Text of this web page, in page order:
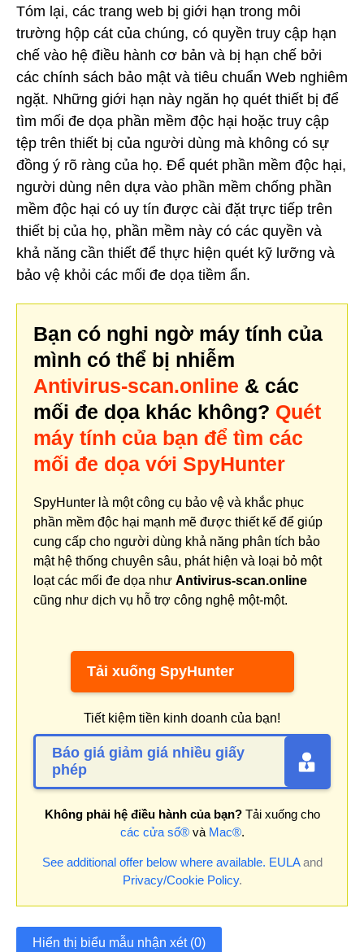
Tóm lại, các trang web bị giới hạn trong môi
trường hộp cát của chúng, có quyền truy cập hạn
chế vào hệ điều hành cơ bản và bị hạn chế bởi
các chính sách bảo mật và tiêu chuẩn Web nghiêm
ngặt. Những giới hạn này ngăn họ quét thiết bị để
tìm mối đe dọa phần mềm độc hại hoặc truy cập
tệp trên thiết bị của người dùng mà không có sự
đồng ý rõ ràng của họ. Để quét phần mềm độc hại,
người dùng nên dựa vào phần mềm chống phần
mềm độc hại có uy tín được cài đặt trực tiếp trên
thiết bị của họ, phần mềm này có các quyền và
khả năng cần thiết để thực hiện quét kỹ lưỡng và
bảo vệ khỏi các mối đe dọa tiềm ẩn.
Bạn có nghi ngờ máy tính của
mình có thể bị nhiễm
Antivirus-scan.online & các
mối đe dọa khác không? Quét
máy tính của bạn để tìm các
mối đe dọa với SpyHunter
SpyHunter là một công cụ bảo vệ và khắc phục
phần mềm độc hại mạnh mẽ được thiết kế để giúp
cung cấp cho người dùng khả năng phân tích bảo
mật hệ thống chuyên sâu, phát hiện và loại bỏ một
loạt các mối đe dọa như Antivirus-scan.online
cũng như dịch vụ hỗ trợ công nghệ một-một.
Tải xuống SpyHunter
Tiết kiệm tiền kinh doanh của bạn!
Báo giá giảm giá nhiều giấy
phép
Không phải hệ điều hành của bạn?Tải xuống cho
các cửa sổ®và Mac®.
See additional offer below where available. EULAand
Privacy/Cookie Policy.
Hiển thị biểu mẫu nhận xét (0)